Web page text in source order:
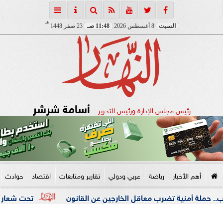
السبت 8 أغسطس 2026 11:48 صـ 23 صفر 1448
هـ
رئيس مجلس الإدارة ورئيس التحرير أسامة شرشر
أهم الأخبار رياضة عربي ودولي تقارير ومتابعات اقتصاد حوادث
تحت شعار «خدمة بيوت تضرب معاقل الخارجين عن القانون